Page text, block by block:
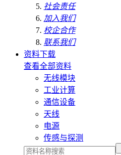
社会责任
加入我们
校企合作
联系我们
资料下载
查看全部资料
无线模块
工业计算
通信设备
天线
电源
传感与探测